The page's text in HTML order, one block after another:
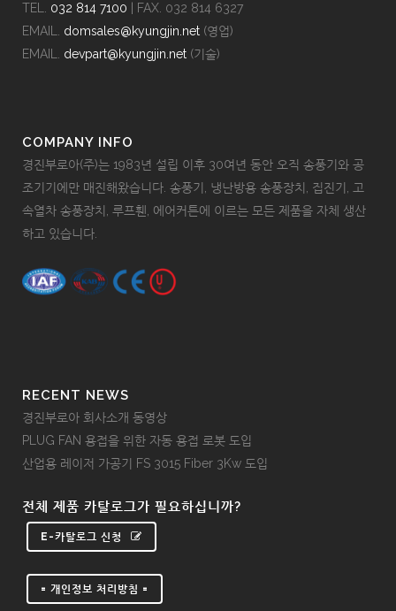
TEL. 032 814 7100 | FAX. 032 814 6327
EMAIL. domsales@kyungjin.net (영업)
EMAIL. devpart@kyungjin.net (기술)
COMPANY INFO
경진부로아(주)는 1983년 설립 이후 30여년 동안 오직 송풍기와 공
조기기에만 매진해왔습니다. 송풍기, 냉난방용 송풍장치, 집진기, 고
속열차 송풍장치, 루프휀, 에어커튼에 이르는 모든 제품을 자체 생산
하고 있습니다.
RECENT NEWS
경진부로아 회사소개 동영상
PLUG FAN 용접을 위한 자동 용접 로봇 도입
산업용 레이저 가공기 FS 3015 Fiber 3Kw 도입
전체 제품 카탈로그가 필요하십니까?
E-카탈로그 신청
= 개인정보 처리방침 =